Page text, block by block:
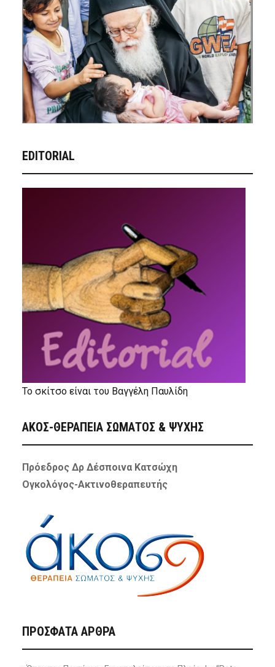
EDITORIAL
Το σκίτσο είναι του Βαγγέλη Παυλίδη
ΑΚΟΣ-ΘΕΡΑΠΕΙΑ ΣΩΜΑΤΟΣ & ΨΥΧΗΣ
Πρόεδρος Δρ Δέσποινα Κατσώχη
Ογκολόγος-Ακτινοθεραπευτής
ΠΡΌΣΦΑΤΑ ΆΡΘΡΑ